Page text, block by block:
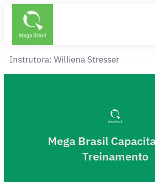
Instrutora: Williena Stresser
Mega Brasil
Treinamento